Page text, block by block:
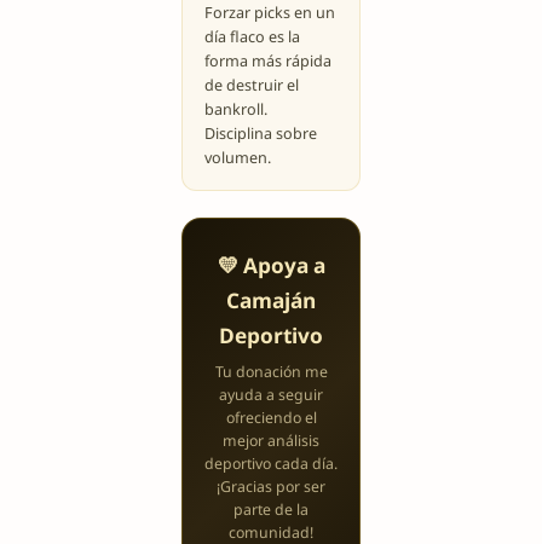
Forzar picks en un
día flaco es la
forma más rápida
de destruir el
bankroll.
Disciplina sobre
volumen.
💛 Apoya a
Camaján
Deportivo
Tu donación me
ayuda a seguir
ofreciendo el
mejor análisis
deportivo cada día.
¡Gracias por ser
parte de la
comunidad!